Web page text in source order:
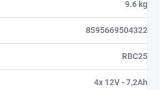
9.6 kg
8595669504322
RBC25
4x 12V - 7,2Ah